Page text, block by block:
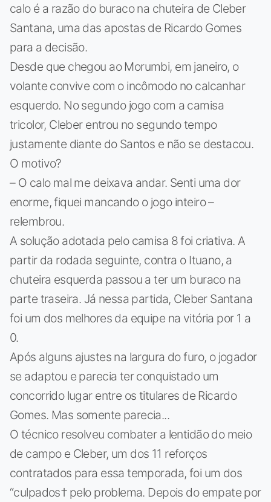
calo é a razão do buraco na chuteira de Cleber
Santana, uma das apostas de Ricardo Gomes
para a decisão.
Desde que chegou ao Morumbi, em janeiro, o
volante convive com o incômodo no calcanhar
esquerdo. No segundo jogo com a camisa
tricolor, Cleber entrou no segundo tempo
justamente diante do Santos e não se destacou.
O motivo?
– O calo mal me deixava andar. Senti uma dor
enorme, fiquei mancando o jogo inteiro –
relembrou.
A solução adotada pelo camisa 8 foi criativa. A
partir da rodada seguinte, contra o Ituano, a
chuteira esquerda passou a ter um buraco na
parte traseira. Já nessa partida, Cleber Santana
foi um dos melhores da equipe na vitória por 1 a
0.
Após alguns ajustes na largura do furo, o jogador
se adaptou e parecia ter conquistado um
concorrido lugar entre os titulares de Ricardo
Gomes. Mas somente parecia...
O técnico resolveu combater a lentidão do meio
de campo e Cleber, um dos 11 reforços
contratados para essa temporada, foi um dos
“culpados† pelo problema. Depois do empate por